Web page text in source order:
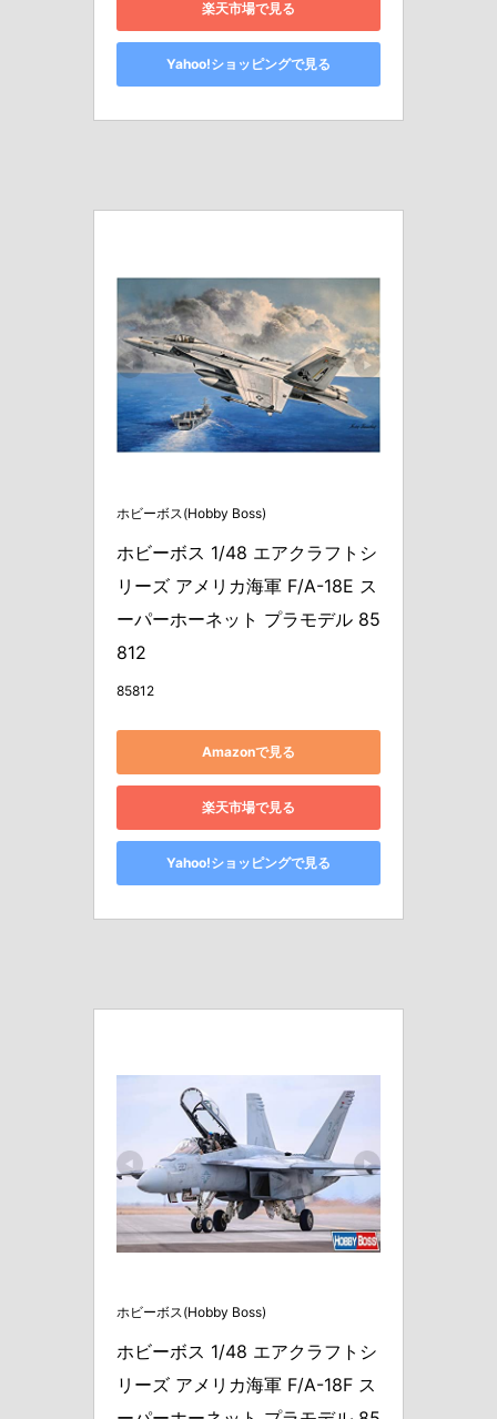
楽天市場で見る
Yahoo!ショッピングで見る
ホビーボス(Hobby Boss)
ホビーボス 1/48 エアクラフトシ
リーズ アメリカ海軍 F/A-18E ス
ーパーホーネット プラモデル 85
812
85812
Amazonで見る
楽天市場で見る
Yahoo!ショッピングで見る
ホビーボス(Hobby Boss)
ホビーボス 1/48 エアクラフトシ
リーズ アメリカ海軍 F/A-18F ス